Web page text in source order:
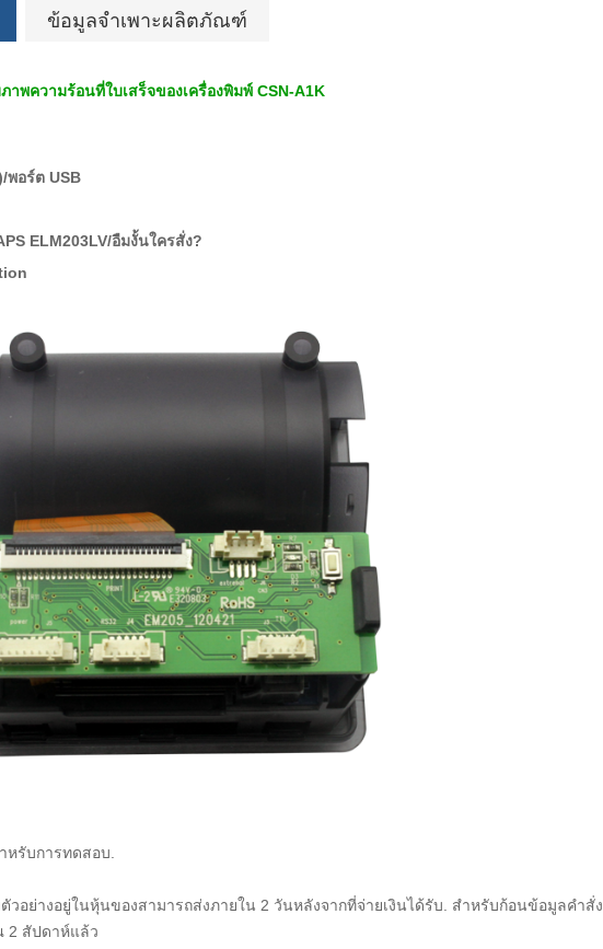
ข้อมูลจำเพาะผลิตภัณฑ์
าพความร้อนที่ใบเสร็จของเครื่องพิมพ์ CSN-A1K
พอร์ต USB
ELM203LV/อืมงั้นใครสั่ง?
หรับการทดสอบ.
วอย่างอยู่ในหุ้นของสามารถส่งภายใน 2 วันหลังจากที่จ่ายเงินได้รับ. สำหรับก้อนข้อมูลคำสั่ง
2 สัปดาห์แล้ว